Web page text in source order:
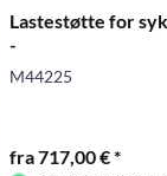
Lastestøtte for
-
M44225
fra 717,00 € *